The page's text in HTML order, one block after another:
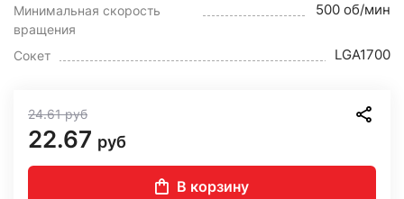
Минимальная скорость
вращения
500 об/мин
Сокет LGA1700
24.61руб
22.67 руб
В корзину